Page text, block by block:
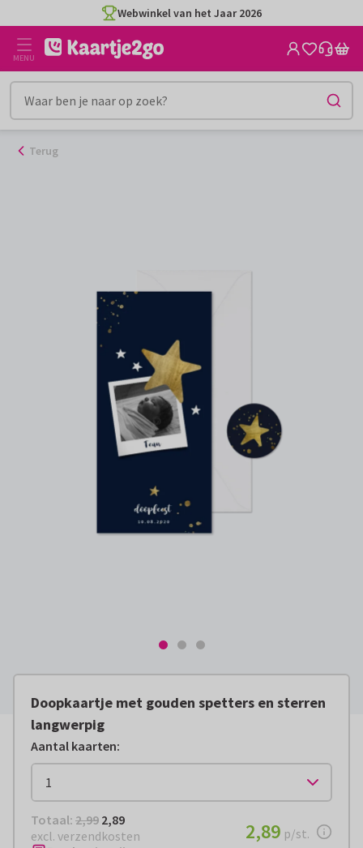
naar
inhoud
Webwinkel van het Jaar 2026
MENU
Terug
Doopkaartje met gouden spetters en sterren
langwerpig
Aantal kaarten:
Totaal: € 2,89
Totaal: 2,99 2,89
excl. verzendkosten
€ 2,89per stuk
2,89 p/st.